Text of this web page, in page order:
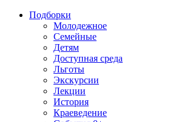
Подборки
Молодежное
Семейные
Детям
Доступная среда
Льготы
Экскурсии
Лекции
История
Краеведение